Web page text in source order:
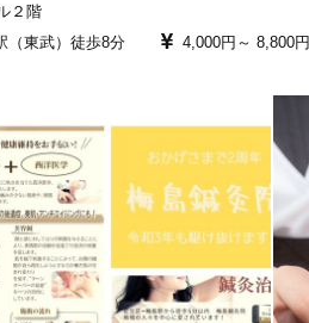
駅近
バリアフリー
女性限定
２階
（東武）徒歩8分
4,000円～ 8,800円
「健康にはりを見た」